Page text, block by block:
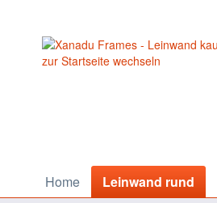
Home Leinwand rund